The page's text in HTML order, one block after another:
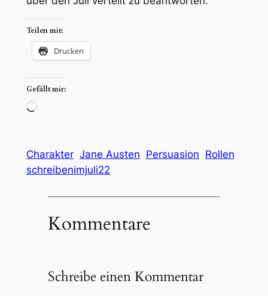
Teilen mit:
Drucken
Gefällt mir:
Wird
Charakter Jane Austen Persuasion Rollen
schreibenimjuli22
Kommentare
Schreibe einen Kommentar